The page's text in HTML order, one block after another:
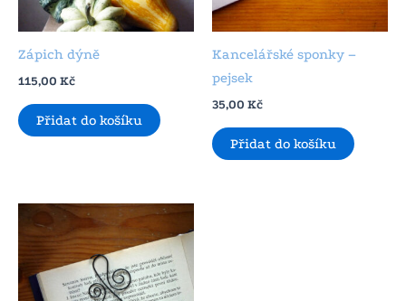
Zápich dýně
115,00 Kč
Přidat do košíku
Kancelářské sponky –
pejsek
35,00 Kč
Přidat do košíku